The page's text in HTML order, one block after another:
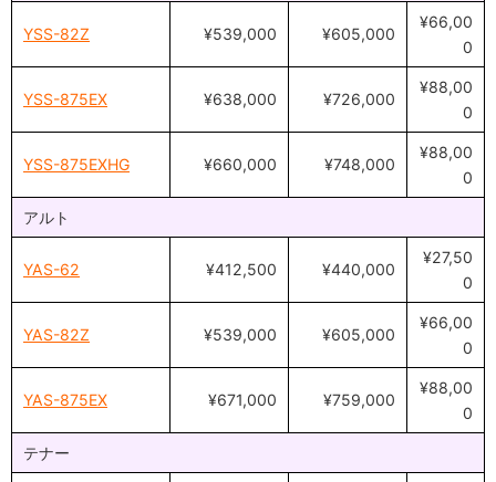
YSS-82Z ¥539,000 ¥605,000
¥66,00
0
YSS-875EX ¥638,000 ¥726,000
¥88,00
0
YSS-875EXHG ¥660,000 ¥748,000
¥88,00
0
アルト
YAS-62 ¥412,500 ¥440,000
¥27,50
0
YAS-82Z ¥539,000 ¥605,000
¥66,00
0
YAS-875EX ¥671,000 ¥759,000
¥88,00
0
テナー